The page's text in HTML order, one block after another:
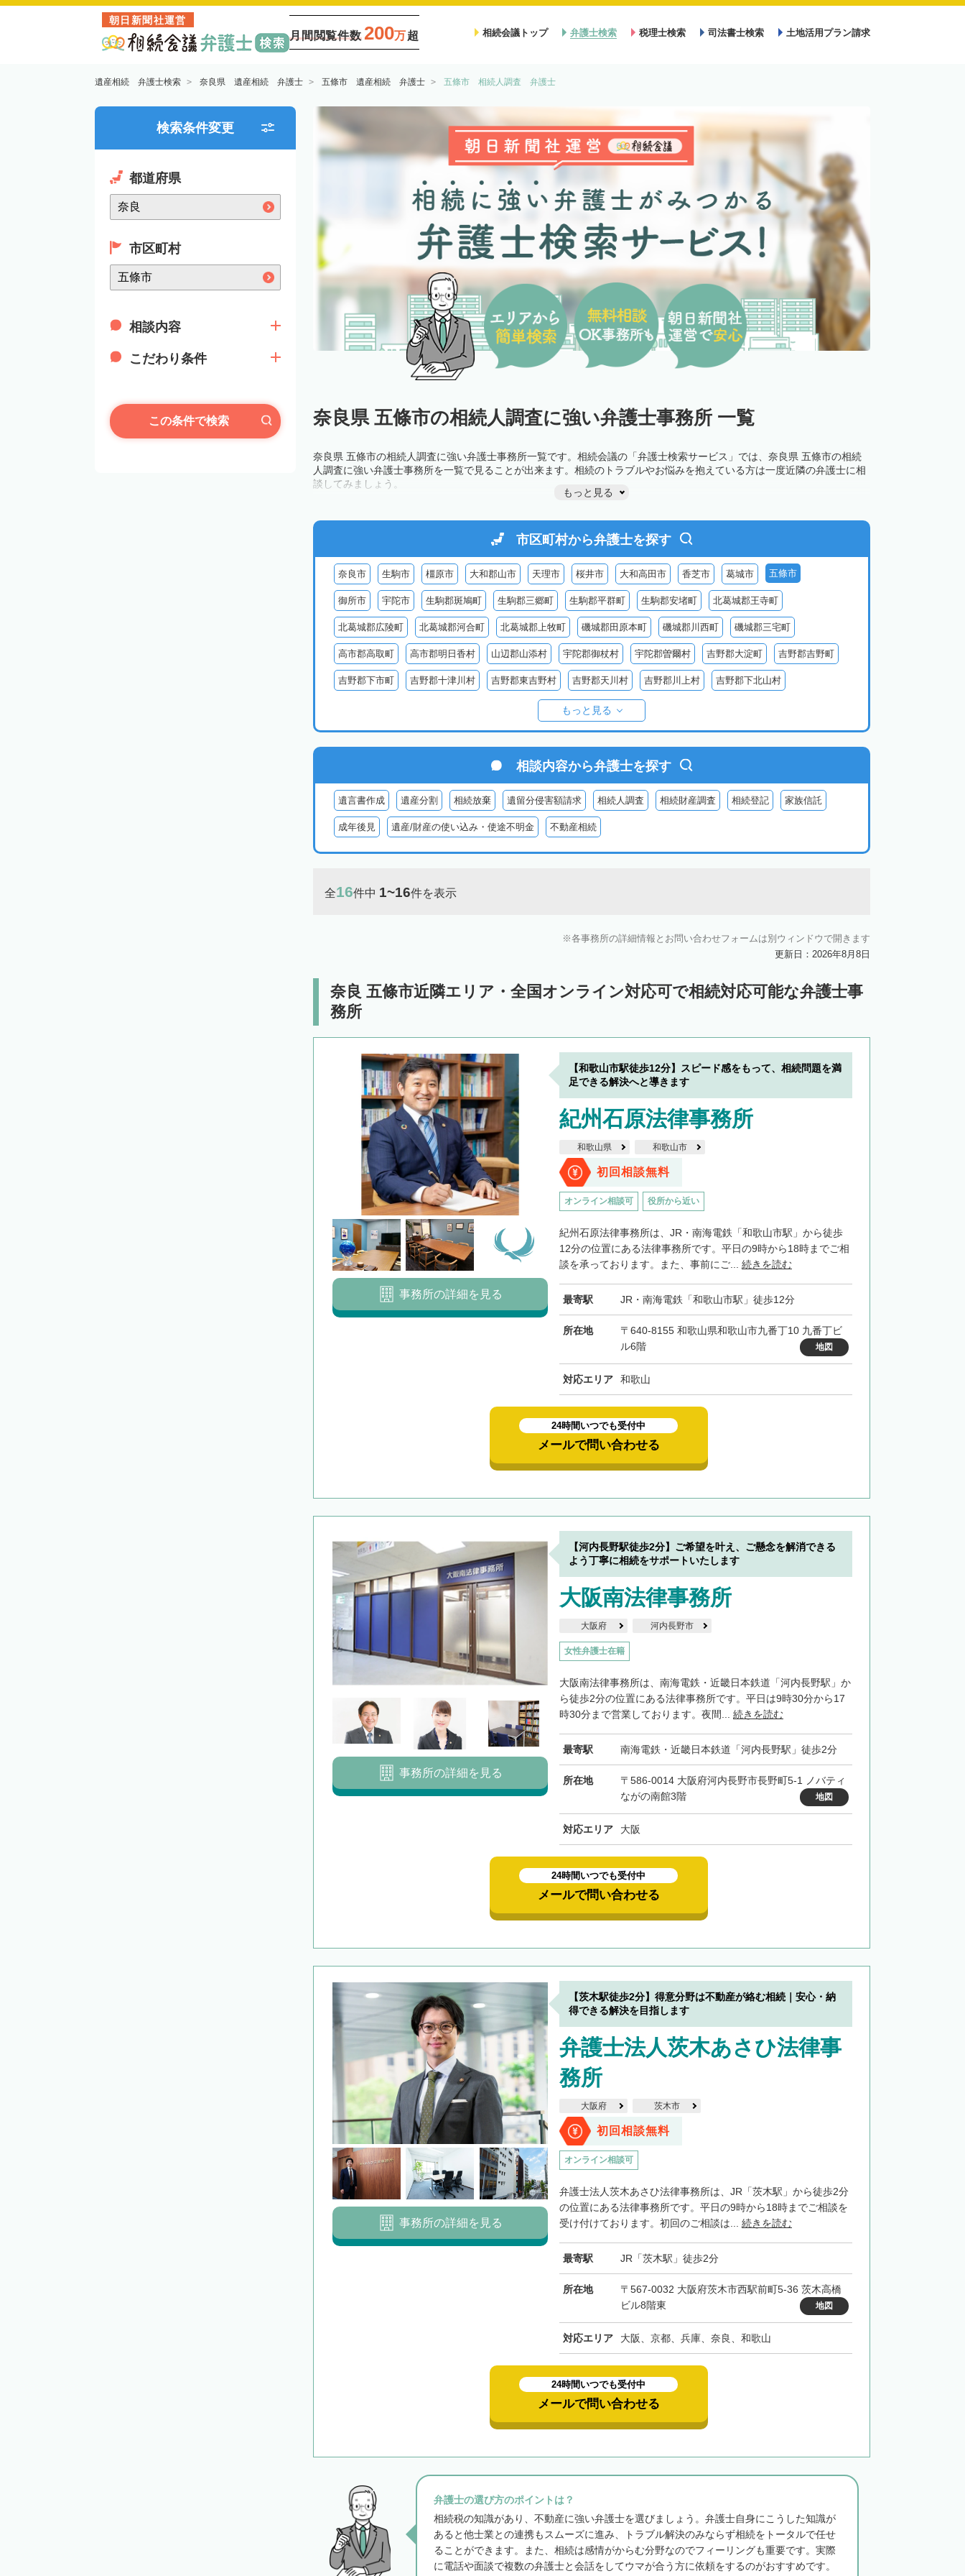
朝日新聞社運営
月間閲覧件数 200万超 相続会議トップ 弁護士検索 税理士検索 司法書士検索 土地活用プラン請求
遺産相続 弁護士検索 奈良県 遺産相続 弁護士 五條市 遺産相続 弁護士 五條市 相続人調査 弁護士
検索条件変更
都道府県
市区町村
相談内容
こだわり条件
この条件で検索 奈良県 五條市の相続人調査に強い弁護士事務所 一覧
奈良県 五條市の相続人調査に強い弁護士事務所一覧です。相続会議の「弁護士検索サービス」では、奈良県 五條市の相続
人調査に強い弁護士事務所を一覧で見ることが出来ます。相続のトラブルやお悩みを抱えている方は一度近隣の弁護士に相
談してみましょう。
もっと見る
市区町村から弁護士を探す
奈良市 生駒市 橿原市 大和郡山市 天理市 桜井市 大和高田市 香芝市 葛城市 五條市
御所市 宇陀市 生駒郡斑鳩町 生駒郡三郷町 生駒郡平群町 生駒郡安堵町 北葛城郡王寺町
北葛城郡広陵町 北葛城郡河合町 北葛城郡上牧町 磯城郡田原本町 磯城郡川西町 磯城郡三宅町
高市郡高取町 高市郡明日香村 山辺郡山添村 宇陀郡御杖村 宇陀郡曽爾村 吉野郡大淀町 吉野郡吉野町
吉野郡下市町 吉野郡十津川村 吉野郡東吉野村 吉野郡天川村 吉野郡川上村 吉野郡下北山村
もっと見る
相談内容から弁護士を探す
遺言書作成 遺産分割 相続放棄 遺留分侵害額請求 相続人調査 相続財産調査 相続登記 家族信託
成年後見 遺産/財産の使い込み・使途不明金 不動産相続
全16件中 1~16件を表示
各事務所の詳細情報とお問い合わせフォームは別ウィンドウで開きます
更新日：2026年8月8日
奈良 五條市近隣エリア・全国オンライン対応可で相続対応可能な弁護士事
務所
【和歌山市駅徒歩12分】スピード感をもって、相続問題を満
足できる解決へと導きます
紀州石原法律事務所
和歌山県 和歌山市
初回相談無料
オンライン相談可 役所から近い
紀州石原法律事務所は、JR・南海電鉄「和歌山市駅」から徒歩
12分の位置にある法律事務所です。平日の9時から18時までご相
談を承っております。また、事前にご... 続きを読む
最寄駅 JR・南海電鉄「和歌山市駅」徒歩12分
所在地
〒640-8155 和歌山県和歌山市九番丁10 九番丁ビ
ル6階
地図
対応エリア 和歌山
事務所の詳細を見る
24時間いつでも受付中
メールで問い合わせる
【河内長野駅徒歩2分】ご希望を叶え、ご懸念を解消できる
よう丁寧に相続をサポートいたします
大阪南法律事務所
大阪府 河内長野市
女性弁護士在籍
大阪南法律事務所は、南海電鉄・近畿日本鉄道「河内長野駅」か
ら徒歩2分の位置にある法律事務所です。平日は9時30分から17
時30分まで営業しております。夜間... 続きを読む
最寄駅 南海電鉄・近畿日本鉄道「河内長野駅」徒歩2分
所在地
〒586-0014 大阪府河内長野市長野町5-1 ノバティ
ながの南館3階
地図
対応エリア 大阪
事務所の詳細を見る
24時間いつでも受付中
メールで問い合わせる
【茨木駅徒歩2分】得意分野は不動産が絡む相続｜安心・納
得できる解決を目指します
弁護士法人茨木あさひ法律事
務所
大阪府 茨木市
初回相談無料
オンライン相談可
弁護士法人茨木あさひ法律事務所は、JR「茨木駅」から徒歩2分
の位置にある法律事務所です。平日の9時から18時までご相談を
受け付けております。初回のご相談は... 続きを読む
最寄駅 JR「茨木駅」徒歩2分
所在地
〒567-0032 大阪府茨木市西駅前町5-36 茨木高橋
ビル8階東
地図
対応エリア 大阪、京都、兵庫、奈良、和歌山
事務所の詳細を見る
24時間いつでも受付中
メールで問い合わせる
弁護士の選び方のポイントは？
相続税の知識があり、不動産に強い弁護士を選びましょう。弁護士自身にこうした知識が
あると他士業との連携もスムーズに進み、トラブル解決のみならず相続をトータルで任せ
ることができます。また、相続は感情がからむ分野なのでフィーリングも重要です。実際
に電話や面談で複数の弁護士と会話をしてウマが合う方に依頼をするのがおすすめです。